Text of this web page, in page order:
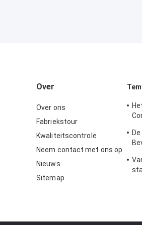
Over
Over ons
Fabriekstour
Kwaliteitscontrole
Neem contact met ons op
Nieuws
Sitemap